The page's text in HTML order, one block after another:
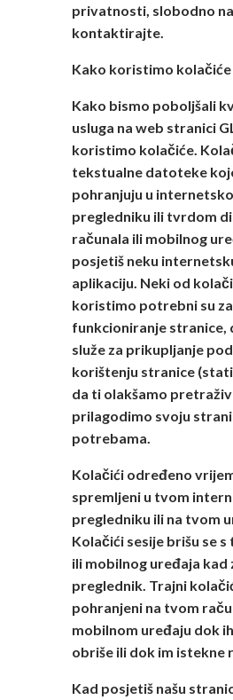
privatnosti, slobodno
kontaktirajte.
Kako koristimo kolačiće
Kako bismo poboljšali
usluga na web stranici
koristimo kolačiće.
tekstualne datoteke
pohranjuju u
pregledniku ili tvrdom
računala ili mobilnog
posjetiš neku
aplikaciju. Neki od
koristimo potrebni su
funkcioniranje stranice,
služe za prikupljanje
korištenju stranice
da ti olakšamo
prilagodimo svoju
potrebama.
Kolačići određeno
spremljeni u tvom
pregledniku ili na tvom
Kolačići sesije brišu se
ili mobilnog uređaja kad
preglednik. Trajni
pohranjeni na tvom
mobilnom uređaju dok
obriše ili dok im istekne
Kad posjetiš našu